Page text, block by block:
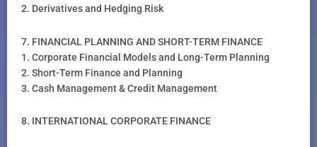
2. Derivatives and Hedging Risk
7. FINANCIAL PLANNING AND SHORT-TERM FINANCE
1. Corporate Financial Models and Long-Term Planning
2. Short-Term Finance and Planning
3. Cash Management & Credit Management
8. INTERNATIONAL CORPORATE FINANCE